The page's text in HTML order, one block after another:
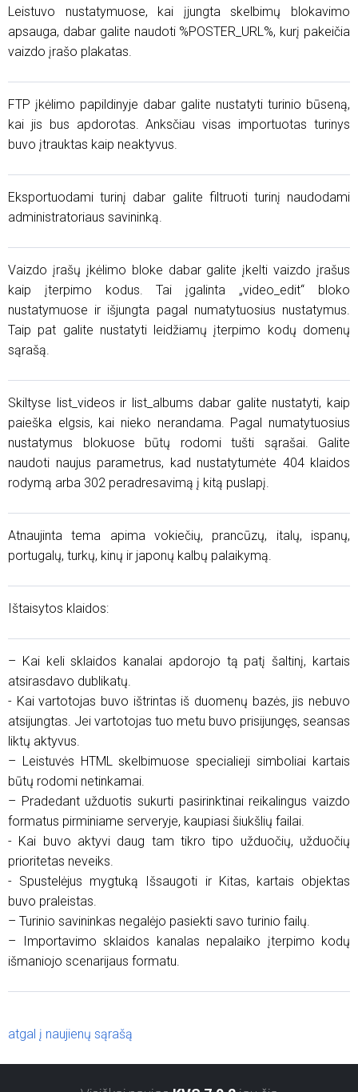
Leistuvo nustatymuose, kai įjungta skelbimų blokavimo
apsauga, dabar galite naudoti %POSTER_URL%, kurį pakeičia
vaizdo įrašo plakatas.
FTP įkėlimo papildinyje dabar galite nustatyti turinio būseną,
kai jis bus apdorotas. Anksčiau visas importuotas turinys
buvo įtrauktas kaip neaktyvus.
Eksportuodami turinį dabar galite filtruoti turinį naudodami
administratoriaus savininką.
Vaizdo įrašų įkėlimo bloke dabar galite įkelti vaizdo įrašus
kaip įterpimo kodus. Tai įgalinta „video_edit“ bloko
nustatymuose ir išjungta pagal numatytuosius nustatymus.
Taip pat galite nustatyti leidžiamų įterpimo kodų domenų
sąrašą.
Skiltyse list_videos ir list_albums dabar galite nustatyti, kaip
paieška elgsis, kai nieko nerandama. Pagal numatytuosius
nustatymus blokuose būtų rodomi tušti sąrašai. Galite
naudoti naujus parametrus, kad nustatytumėte 404 klaidos
rodymą arba 302 peradresavimą į kitą puslapį.
Atnaujinta tema apima vokiečių, prancūzų, italų, ispanų,
portugalų, turkų, kinų ir japonų kalbų palaikymą.
Ištaisytos klaidos:
– Kai keli sklaidos kanalai apdorojo tą patį šaltinį, kartais
atsirasdavo dublikatų.
- Kai vartotojas buvo ištrintas iš duomenų bazės, jis nebuvo
atsijungtas. Jei vartotojas tuo metu buvo prisijungęs, seansas
liktų aktyvus.
– Leistuvės HTML skelbimuose specialieji simboliai kartais
būtų rodomi netinkamai.
– Pradedant užduotis sukurti pasirinktinai reikalingus vaizdo
formatus pirminiame serveryje, kaupiasi šiukšlių failai.
- Kai buvo aktyvi daug tam tikro tipo užduočių, užduočių
prioritetas neveiks.
- Spustelėjus mygtuką Išsaugoti ir Kitas, kartais objektas
buvo praleistas.
– Turinio savininkas negalėjo pasiekti savo turinio failų.
– Importavimo sklaidos kanalas nepalaiko įterpimo kodų
išmaniojo scenarijaus formatu.
atgal į naujienų sąrašą